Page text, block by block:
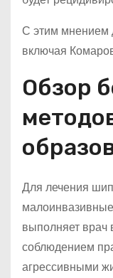
С этим мнением
включая
Обзор
Для лечения
выполняет врач
соблюдением
агрессивными